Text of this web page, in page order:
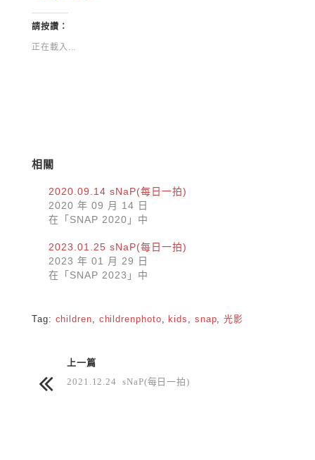
Twitter(在
新
視
中
開
請按讚：
正在載入...
相關
2020.09.14 sNaP(每日一拍)
2020 年 09 月 14 日
在「SNAP 2020」中
2023.01.25 sNaP(每日一拍)
2023 年 01 月 29 日
在「SNAP 2023」中
Tag: children childrenphoto ,kids snap ,光影
上一篇
2021.12.24 sNaP(每日一拍)